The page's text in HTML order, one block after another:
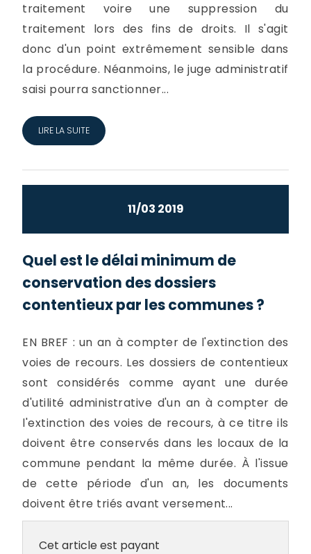
traitement voire une suppression du
traitement lors des fins de droits. Il s'agit
donc d'un point extrêmement sensible dans
la procédure. Néanmoins, le juge administratif
saisi pourra sanctionner...
LIRE LA SUITE
11/03 2019
Quel est le délai minimum de
conservation des dossiers
contentieux par les communes ?
EN BREF : un an à compter de l'extinction des
voies de recours. Les dossiers de contentieux
sont considérés comme ayant une durée
d'utilité administrative d'un an à compter de
l'extinction des voies de recours, à ce titre ils
doivent être conservés dans les locaux de la
commune pendant la même durée. À l'issue
de cette période d'un an, les documents
doivent être triés avant versement...
Cet article est payant